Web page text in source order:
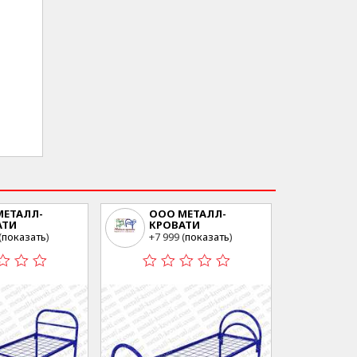
ул.Свободы
показать)
ООО МЕТАЛЛ-
КРОВАТИ
г.Москва ул.Свободы
35 стр23
+7 999 (показать)